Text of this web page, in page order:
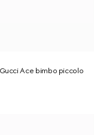
Ace bimbo piccolo